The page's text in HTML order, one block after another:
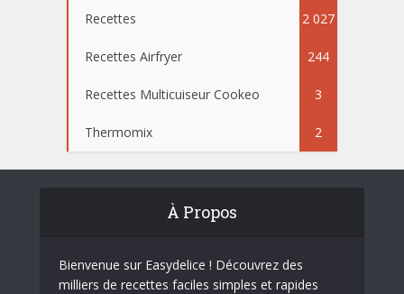
Recettes 2 027
Recettes Airfryer 244
Recettes Multicuiseur Cookeo 3
Thermomix 2
À Propos
Bienvenue sur Easydelice ! Découvrez des
milliers de recettes faciles simples et rapides